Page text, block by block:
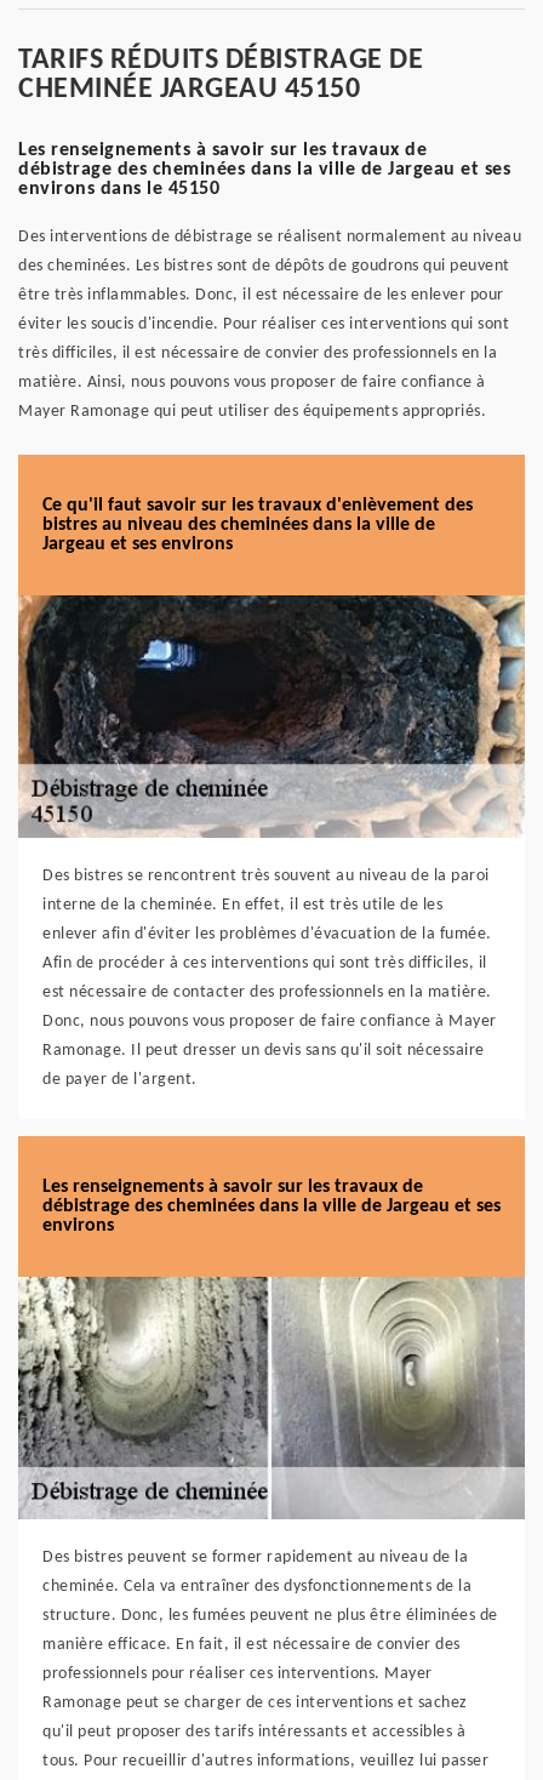
TARIFS RÉDUITS DÉBISTRAGE DE
CHEMINÉE JARGEAU 45150
Les renseignements à savoir sur les travaux de
débistrage des cheminées dans la ville de Jargeau et ses
environs dans le 45150
Des interventions de débistrage se réalisent normalement au niveau
des cheminées. Les bistres sont de dépôts de goudrons qui peuvent
être très inflammables. Donc, il est nécessaire de les enlever pour
éviter les soucis d'incendie. Pour réaliser ces interventions qui sont
très difficiles, il est nécessaire de convier des professionnels en la
matière. Ainsi, nous pouvons vous proposer de faire confiance à
Mayer Ramonage qui peut utiliser des équipements appropriés.
Ce qu'il faut savoir sur les travaux d'enlèvement des
bistres au niveau des cheminées dans la ville de
Jargeau et ses environs
Des bistres se rencontrent très souvent au niveau de la paroi
interne de la cheminée. En effet, il est très utile de les
enlever afin d'éviter les problèmes d'évacuation de la fumée.
Afin de procéder à ces interventions qui sont très difficiles, il
est nécessaire de contacter des professionnels en la matière.
Donc, nous pouvons vous proposer de faire confiance à Mayer
Ramonage. Il peut dresser un devis sans qu'il soit nécessaire
de payer de l'argent.
Les renseignements à savoir sur les travaux de
débistrage des cheminées dans la ville de Jargeau et ses
environs
Des bistres peuvent se former rapidement au niveau de la
cheminée. Cela va entraîner des dysfonctionnements de la
structure. Donc, les fumées peuvent ne plus être éliminées de
manière efficace. En fait, il est nécessaire de convier des
professionnels pour réaliser ces interventions. Mayer
Ramonage peut se charger de ces interventions et sachez
qu'il peut proposer des tarifs intéressants et accessibles à
tous. Pour recueillir d'autres informations, veuillez lui passer